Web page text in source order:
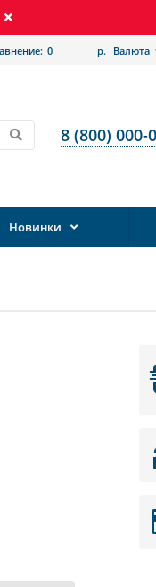
р. Валюта
0
8 (800) 000-
Новинки